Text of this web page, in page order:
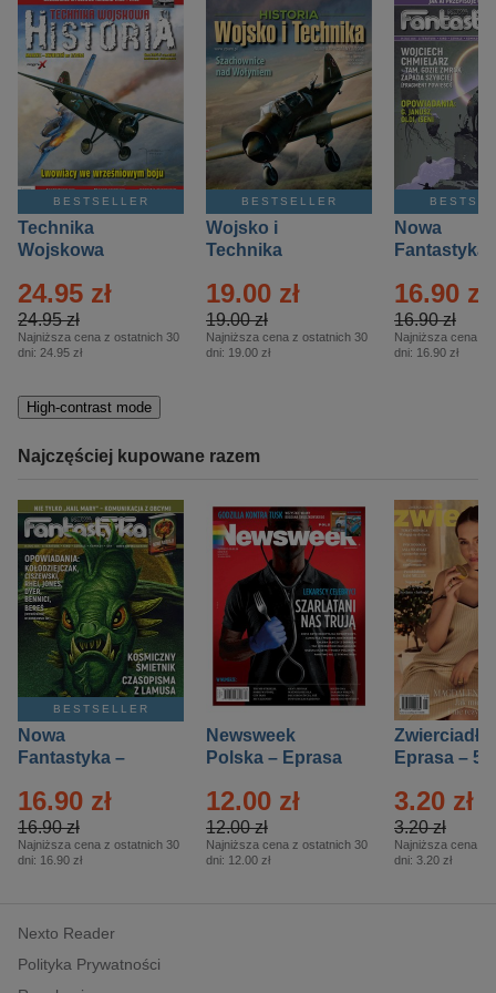
BESTSELLER
Technika
Wojskowa
– 2/2026
24.95 zł
24.95 zł
Najniższa cena z ostatnich 30
dni: 24.95 zł
BESTSELLER
Wojsko i
Technika
Specjalne –
Eprasa – 2/2026
19.00 zł
19.00 zł
Najniższa cena z ostatnich 30
dni: 19.00 zł
Nowa
Fantastyka
16.90 zł
16.90 zł
Najniższa cena z
dni: 16.90 zł
High-contrast mode
Najczęściej kupowane razem
BESTSELLER
Nowa
Fantastyka –
16.90 zł
16.90 zł
Najniższa cena z ostatnich 30
dni: 16.90 zł
Newsweek
Polska – Eprasa
12.00 zł
12.00 zł
Najniższa cena z ostatnich 30
dni: 12.00 zł
Zwierciadło
Eprasa – 5/
3.20 zł
3.20 zł
Najniższa cena z
dni: 3.20 zł
Nexto Reader
Polityka Prywatności